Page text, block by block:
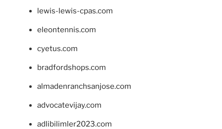
lewis-lewis-cpas.com
eleontennis.com
cyetus.com
bradfordshops.com
almadenranchsanjose.com
advocatevijay.com
adlibilimler2023.com